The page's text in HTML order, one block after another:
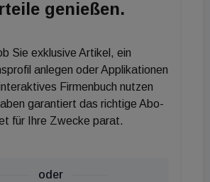
versprechen, so der Porr-CEO
Kohäsionsfonds etwas
sich die Porr die Maxime Ertrag
„Wir kalkulieren Alles in 3D und
genießen.
Sie exklusive Artikel, ein
anlegen oder Applikationen
Firmenbuch nutzen
garantiert das richtige Abo-
für Ihre Zwecke parat.
oder